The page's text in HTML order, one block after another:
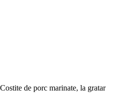
Costite de porc marinate, la gratar